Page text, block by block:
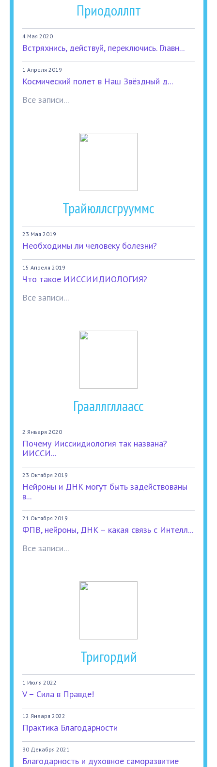
Приодоллпт
4 Мая 2020
Встряхнись, действуй, переключись. Главн...
1 Апреля 2019
Космический полет в Наш Звёздный д...
Все записи...
Трайюллсгрууммс
23 Мая 2019
Необходимы ли человеку болезни?
15 Апреля 2019
Что такое ИИССИИДИОЛОГИЯ?
Все записи...
Грааллгллаасс
2 Января 2020
Почему Ииссиидиология так названа?
ИИССИ...
23 Октября 2019
Нейроны и ДНК могут быть задействованы
в...
21 Октября 2019
ФПВ, нейроны, ДНК – какая связь с Интелл...
Все записи...
Тригордий
1 Июля 2022
V – Сила в Правде!
12 Января 2022
Практика Благодарности
30 Декабря 2021
Благодарность и духовное саморазвитие